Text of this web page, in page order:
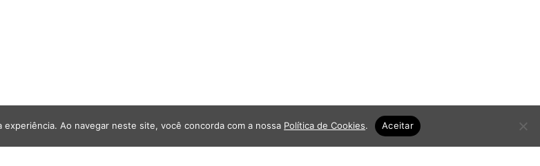
Ao navegar neste site, você concorda com a nossa Política de Cookies. Aceitar